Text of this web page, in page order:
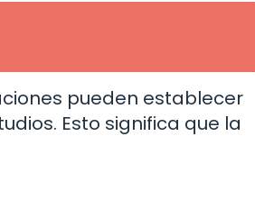
pueden establecer
Esto significa que la